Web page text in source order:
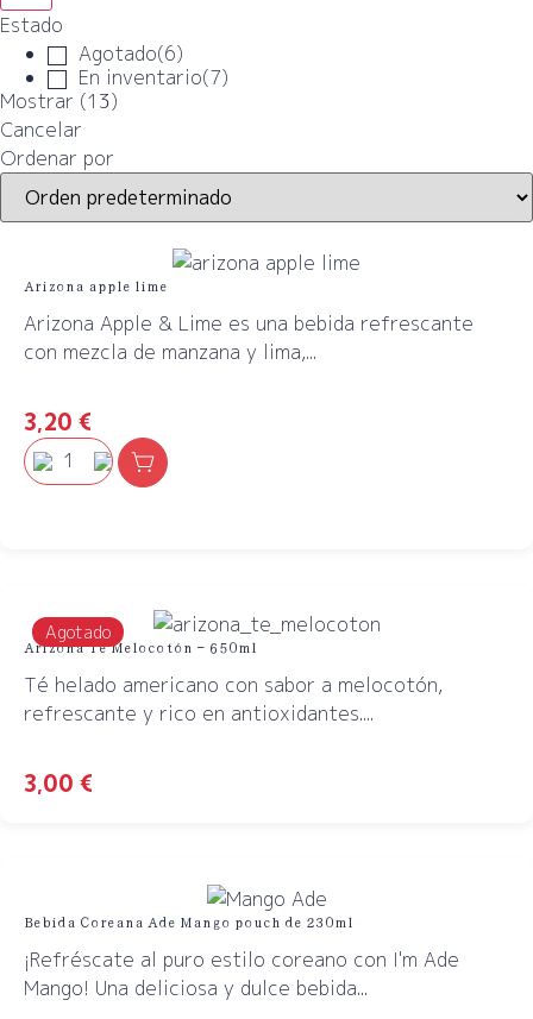
Estado
Agotado(6)
En inventario(7)
Mostrar (13)
Cancelar
Ordenar por
Arizona apple lime
Arizona Apple & Lime es una bebida refrescante
con mezcla de manzana y lima,...
3,20 €
Agotado
Arizona Té Melocotón – 650ml
Té helado americano con sabor a melocotón,
refrescante y rico en antioxidantes....
3,00 €
Bebida Coreana Ade Mango pouch de 230ml
¡Refréscate al puro estilo coreano con I'm Ade
Mango! Una deliciosa y dulce bebida...